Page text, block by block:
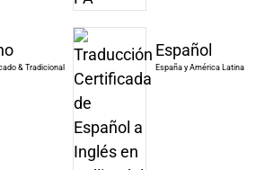
& Tradicional
Español
España y América Latina